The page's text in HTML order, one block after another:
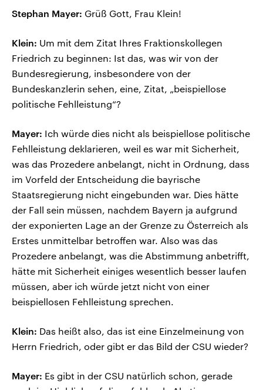
Stephan Mayer: Grüß Gott, Frau Klein!
Klein: Um mit dem Zitat Ihres Fraktionskollegen
Friedrich zu beginnen: Ist das, was wir von der
Bundesregierung, insbesondere von der
Bundeskanzlerin sehen, eine, Zitat, „beispiellose
politische Fehlleistung“?
Mayer: Ich würde dies nicht als beispiellose politische
Fehlleistung deklarieren, weil es war mit Sicherheit,
was das Prozedere anbelangt, nicht in Ordnung, dass
im Vorfeld der Entscheidung die bayrische
Staatsregierung nicht eingebunden war. Dies hätte
der Fall sein müssen, nachdem Bayern ja aufgrund
der exponierten Lage an der Grenze zu Österreich als
Erstes unmittelbar betroffen war. Also was das
Prozedere anbelangt, was die Abstimmung anbetrifft,
hätte mit Sicherheit einiges wesentlich besser laufen
müssen, aber ich würde jetzt nicht von einer
beispiellosen Fehlleistung sprechen.
Klein: Das heißt also, das ist eine Einzelmeinung von
Herrn Friedrich, oder gibt er das Bild der CSU wieder?
Mayer: Es gibt in der CSU natürlich schon, gerade